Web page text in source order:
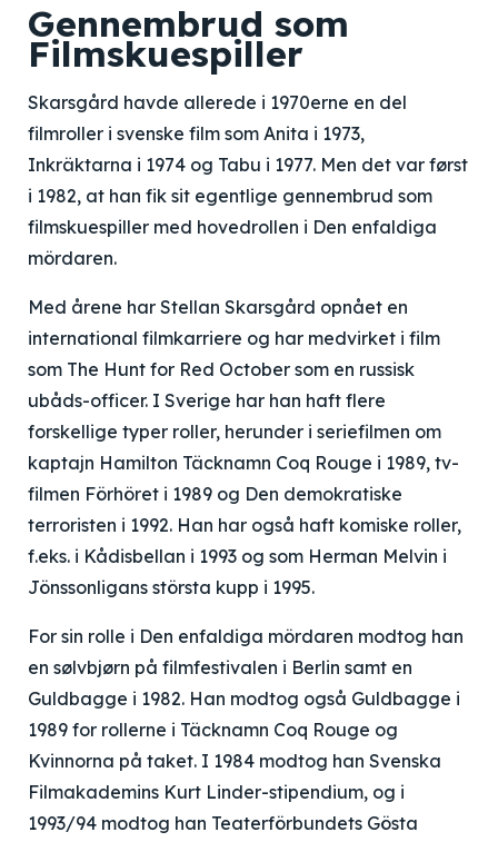
Gennembrud som
Filmskuespiller
Skarsgård havde allerede i 1970erne en del
filmroller i svenske film som Anita i 1973,
Inkräktarna i 1974 og Tabu i 1977. Men det var først
i 1982, at han fik sit egentlige gennembrud som
filmskuespiller med hovedrollen i Den enfaldiga
mördaren.
Med årene har Stellan Skarsgård opnået en
international filmkarriere og har medvirket i film
som The Hunt for Red October som en russisk
ubåds-officer. I Sverige har han haft flere
forskellige typer roller, herunder i seriefilmen om
kaptajn Hamilton Täcknamn Coq Rouge i 1989, tv-
filmen Förhöret i 1989 og Den demokratiske
terroristen i 1992. Han har også haft komiske roller,
f.eks. i Kådisbellan i 1993 og som Herman Melvin i
Jönssonligans största kupp i 1995.
For sin rolle i Den enfaldiga mördaren modtog han
en sølvbjørn på filmfestivalen i Berlin samt en
Guldbagge i 1982. Han modtog også Guldbagge i
1989 for rollerne i Täcknamn Coq Rouge og
Kvinnorna på taket. I 1984 modtog han Svenska
Filmakademins Kurt Linder-stipendium, og i
1993/94 modtog han Teaterförbundets Gösta